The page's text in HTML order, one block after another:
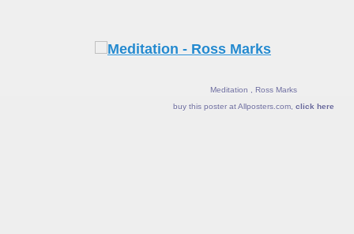
Meditation , Ross Marks
buy this poster at Allposters.com, click here